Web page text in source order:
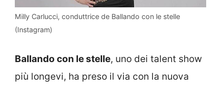
Milly Carlucci, conduttrice de Ballando con le stelle
(Instagram)
Ballando con le stelle, uno dei talent show
più longevi, ha preso il via con la nuova